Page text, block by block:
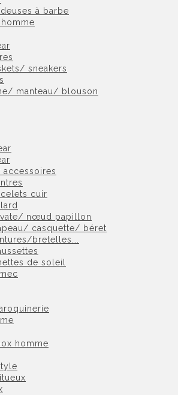
à barbe
sneakers
manteau/ blouson
accessoires
cuir
nœud papillon
casquette/ béret
bretelles….
de soleil
homme